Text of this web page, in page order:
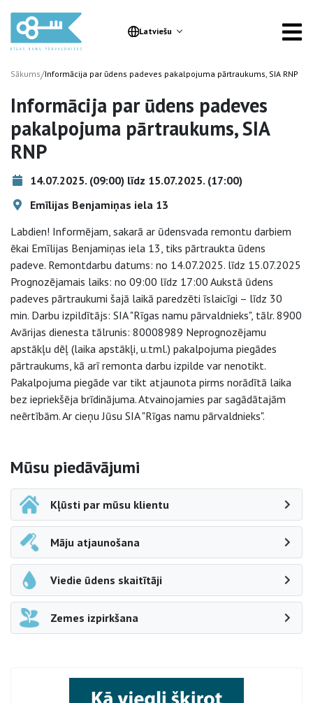
Latviešu
Sākums/Informācija par ūdens padeves pakalpojuma pārtraukums, SIA RNP
Informācija par ūdens padeves
pakalpojuma pārtraukums, SIA
RNP
14.07.2025. (09:00) līdz 15.07.2025. (17:00)
Emīlijas Benjamiņas iela 13
Labdien! Informējam, sakarā ar ūdensvada remontu darbiem
ēkai Emīlijas Benjamiņas iela 13, tiks pārtraukta ūdens
padeve. Remontdarbu datums: no 14.07.2025. līdz 15.07.2025
Prognozējamais laiks: no 09:00 līdz 17:00 Aukstā ūdens
padeves pārtraukumi šajā laikā paredzēti īslaicīgi – līdz 30
min. Darbu izpildītājs: SIA "Rīgas namu pārvaldnieks", tālr. 8900
Avārijas dienesta tālrunis: 80008989 Neprognozējamu
apstākļu dēļ (laika apstākļi, u.tml.) pakalpojuma piegādes
pārtraukums, kā arī remonta darbu izpilde var nenotikt.
Pakalpojuma piegāde var tikt atjaunota pirms norādītā laika
bez iepriekšēja brīdinājuma. Atvainojamies par sagādātajām
neērtībām. Ar cieņu Jūsu SIA "Rīgas namu pārvaldnieks".
Sāna navigācija
Mūsu piedāvājumi
Kļūsti par mūsu klientu
Māju atjaunošana
Viedie ūdens skaitītāji
Zemes izpirkšana